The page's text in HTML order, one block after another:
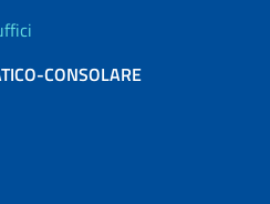
CONSOLARE